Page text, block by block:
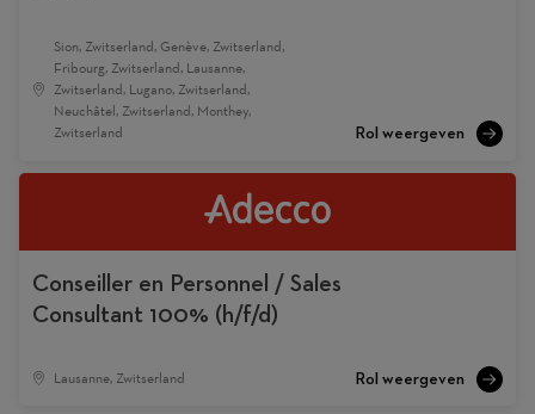
Sion, Zwitserland, Genève, Zwitserland,
Fribourg, Zwitserland, Lausanne,
Zwitserland, Lugano, Zwitserland,
Neuchâtel, Zwitserland, Monthey,
Zwitserland
Conseiller en Personnel / Sales
Consultant 100% (h/f/d)
Lausanne, Zwitserland